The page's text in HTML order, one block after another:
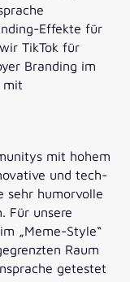
Effekte für
TikTok für
Branding im
mit
mit hohem
und tech-
sehr humorvolle
Für unsere
„Meme-Style“
Raum
getestet